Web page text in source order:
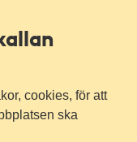
cookies, för att
ska